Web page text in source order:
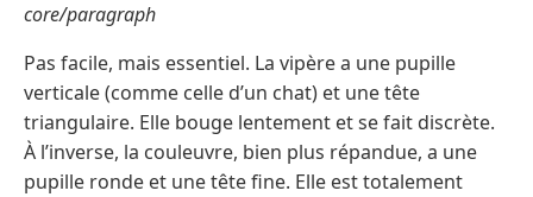
core/paragraph
Pas facile, mais essentiel. La vipère a une pupille
verticale (comme celle d’un chat) et une tête
triangulaire. Elle bouge lentement et se fait discrète.
À l’inverse, la couleuvre, bien plus répandue, a une
pupille ronde et une tête fine. Elle est totalement